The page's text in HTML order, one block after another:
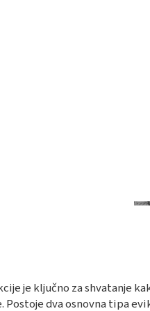
je ključno za shvatanje
Postoje dva osnovna tipa